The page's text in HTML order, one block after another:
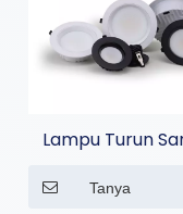
Lampu Turun
Aluminium
Hitam 3CCT
Tanya